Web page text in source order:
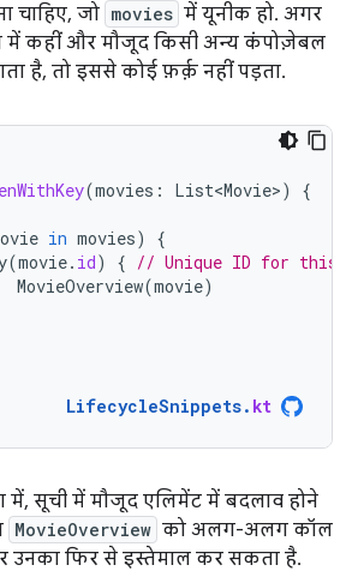
चाहिए, जो movies में यूनीक हो. अगर
में कहीं और मौजूद किसी अन्य कंपोज़ेबल
है, तो इससे कोई फ़र्क़ नहीं पड़ता.
(movies : List<Movie>)
{
in movies)
{
(movie. id) { // Unique ID for this
MovieOverview(movie)
LifecycleSnippets. kt
में, सूची में मौजूद एलिमेंट में बदलाव होने
MovieOverview को अलग-अलग कॉल
उनका फिर से इस्तेमाल कर सकता है.